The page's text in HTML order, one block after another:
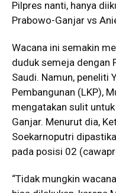
Pilpres nanti, hanya
Prabowo-Ganjar vs
Wacana ini semakin
duduk semeja dengan
Saudi. Namun, peneliti
Pembangunan (LKP),
mengatakan sulit
Ganjar. Menurut dia,
Soekarnoputri
pada posisi 02
“Tidak mungkin